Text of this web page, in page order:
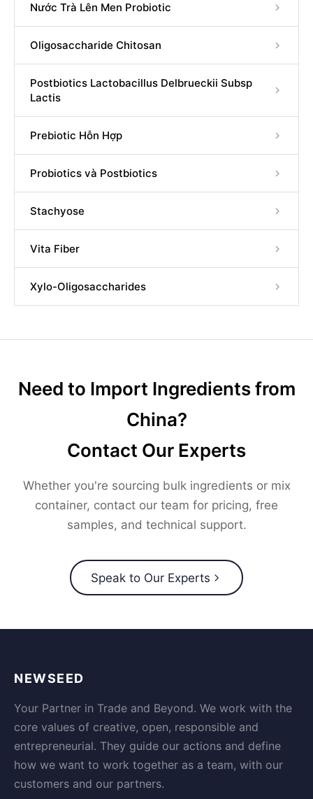
Nước Trà Lên Men Probiotic
Oligosaccharide Chitosan
Postbiotics Lactobacillus Delbrueckii Subsp
Lactis
Prebiotic Hỗn Hợp
Probiotics và Postbiotics
Stachyose
Vita Fiber
Xylo-Oligosaccharides
Need to Import Ingredients from
China?
Contact Our Experts
Whether you're sourcing bulk ingredients or mix
container, contact our team for pricing, free
samples, and technical support.
Speak to Our Experts
NEWSEED
Your Partner in Trade and Beyond. We work with the
core values of creative, open, responsible and
entrepreneurial. They guide our actions and define
how we want to work together as a team, with our
customers and our partners.